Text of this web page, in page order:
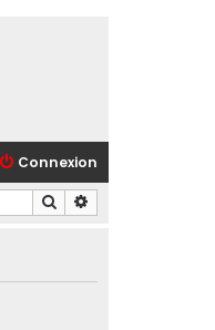
Connexion
Rechercher